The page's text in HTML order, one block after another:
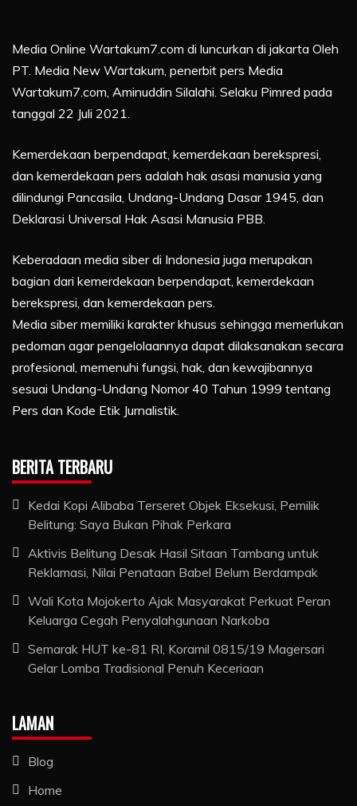
Media Online Wartakum7.com di luncurkan di jakarta Oleh
PT. Media New Wartakum, penerbit pers Media
Wartakum7.com, Aminuddin Silalahi. Selaku Pimred pada
tanggal 22 Juli 2021.
Kemerdekaan berpendapat, kemerdekaan berekspresi,
dan kemerdekaan pers adalah hak asasi manusia yang
dilindungi Pancasila, Undang-Undang Dasar 1945, dan
Deklarasi Universal Hak Asasi Manusia PBB.
Keberadaan media siber di Indonesia juga merupakan
bagian dari kemerdekaan berpendapat, kemerdekaan
berekspresi, dan kemerdekaan pers.
Media siber memiliki karakter khusus sehingga memerlukan
pedoman agar pengelolaannya dapat dilaksanakan secara
profesional, memenuhi fungsi, hak, dan kewajibannya
sesuai Undang-Undang Nomor 40 Tahun 1999 tentang
Pers dan Kode Etik Jurnalistik.
BERITA TERBARU
Kedai Kopi Alibaba Terseret Objek Eksekusi, Pemilik
Belitung: Saya Bukan Pihak Perkara
Aktivis Belitung Desak Hasil Sitaan Tambang untuk
Reklamasi, Nilai Penataan Babel Belum Berdampak
Wali Kota Mojokerto Ajak Masyarakat Perkuat Peran
Keluarga Cegah Penyalahgunaan Narkoba
Semarak HUT ke-81 RI, Koramil 0815/19 Magersari
Gelar Lomba Tradisional Penuh Keceriaan
LAMAN
Blog
Home